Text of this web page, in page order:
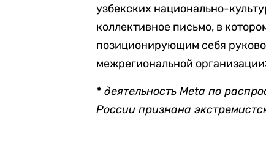
узбекских национально-
коллективное письмо, в
позиционирующим себя
межрегиональной
* деятельность Meta по
России признана